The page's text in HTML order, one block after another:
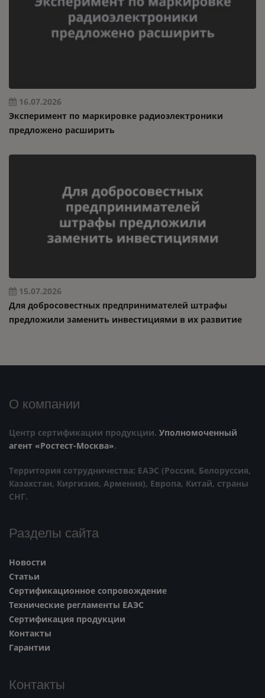
16.07.2026
Эксперимент по маркировке радиоэлектроники
предложено расширить
15.07.2026
Для добросовестных предпринимателей штрафы
предложили заменить инвестициями в их развитие
О компании
Центр сертификации продукции. Уполномоченный
агент «Ростест-Москва».
Территория сотрудничества: ЕАЭС (Россия, Белоруссия,
Казахстан, Киргизия, Армения), Европа, Китай, страны
СНГ.
Разделы сайта
Новости
Статьи
Сертификационное сопровождение
Технические регламенты ЕАЭС
Сертификация продукции
Контакты
Гарантии
Контакты